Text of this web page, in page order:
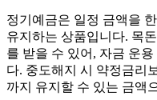
정기예금은 일정 금액을
유지하는 상품입니다. 목
를 받을 수 있어, 자금 운
다. 중도해지 시 약정금리
까지 유지할 수 있는 금액